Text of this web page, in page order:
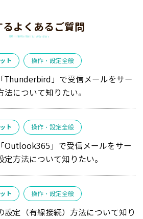
るよくあるご質問
ト 操作・設定全般
Thunderbird」で受信メールをサー
について知りたい。
ト 操作・設定全般
Outlook365」で受信メールをサー
方法について知りたい。
ト 操作・設定全般
設定（有線接続）方法について知り